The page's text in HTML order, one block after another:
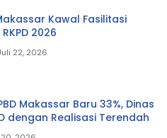
Kawal Fasilitasi
2026
22, 2026
Makassar Baru 33%, Dinas
dengan Realisasi Terendah